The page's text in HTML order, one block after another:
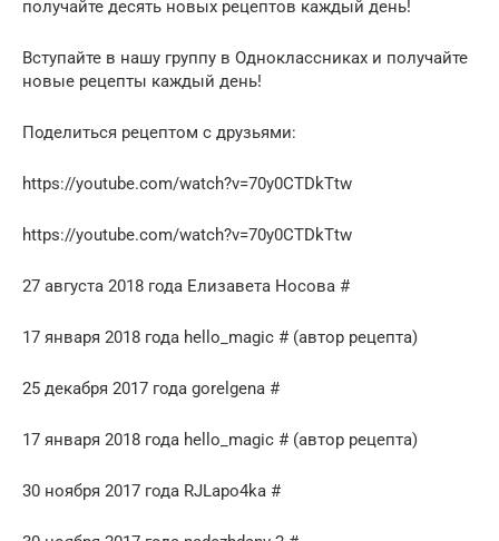
получайте десять новых рецептов каждый день!
Вступайте в нашу группу в Одноклассниках и получайте
новые рецепты каждый день!
Поделиться рецептом с друзьями:
https://youtube.com/watch?v=70y0CTDkTtw
https://youtube.com/watch?v=70y0CTDkTtw
27 августа 2018 года Елизавета Носова #
17 января 2018 года hello_magic # (автор рецепта)
25 декабря 2017 года gorelgena #
17 января 2018 года hello_magic # (автор рецепта)
30 ноября 2017 года RJLapo4ka #